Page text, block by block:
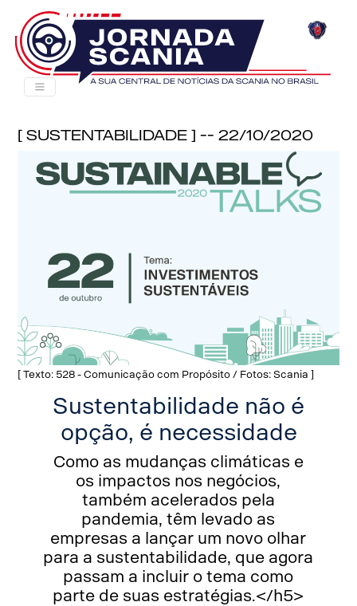
[ Sustentabilidade ] -- 22/10/2020
[ Texto: 528 - Comunicação com Propósito / Fotos: Scania ]
Sustentabilidade não é
opção, é necessidade
Como as mudanças climáticas e
os impactos nos negócios,
também acelerados pela
pandemia, têm levado as
empresas a lançar um novo olhar
para a sustentabilidade, que agora
passam a incluir o tema como
parte de suas estratégias.</h5>